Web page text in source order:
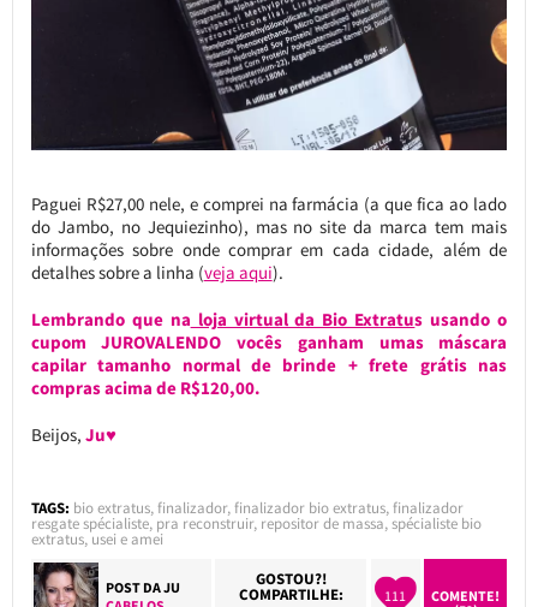
Paguei R$27,00 nele, e comprei na farmácia (a que fica ao lado
do Jambo, no Jequiezinho), mas no site da marca tem mais
informações sobre onde comprar em cada cidade, além de
detalhes sobre a linha (veja aqui).
Lembrando que na loja virtual da Bio Extratus usando o
cupom JUROVALENDO vocês ganham umas máscara
capilar tamanho normal de brinde + frete grátis nas
compras acima de R$120,00.
Beijos, Ju♥
TAGS: bio extratus,finalizador,finalizador bio extratus,finalizador
resgate spécialiste, pra reconstruir, repositor de massa,spécialiste bio
extratus,usei e amei
POST DAJU
GOSTOU?!
COMPARTILHE: 111
COMENTE!